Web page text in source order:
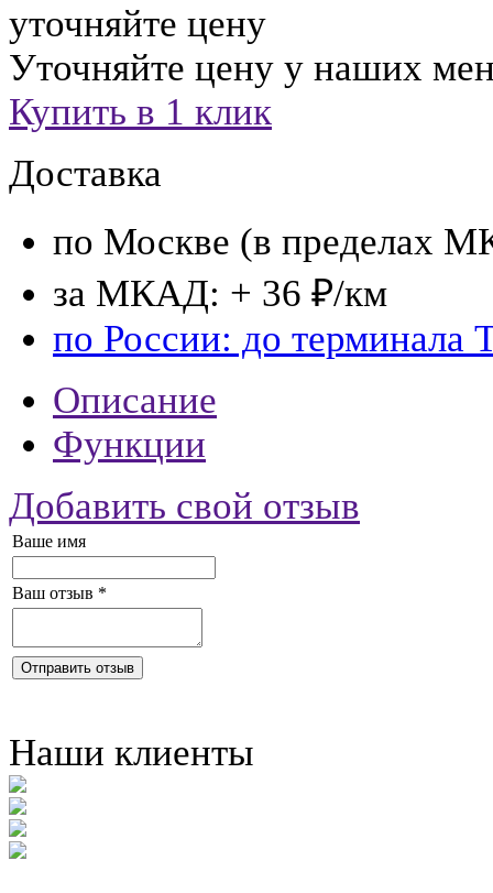
уточняйте цену
Уточняйте цену у наших
Купить в 1 клик
Доставка
по Москве (в пределах
за МКАД: + 36 ₽/км
по России: до терминала
Описание
Функции
Добавить свой отзыв
Ваше имя
Ваш отзыв *
Отправить отзыв
Наши клиенты